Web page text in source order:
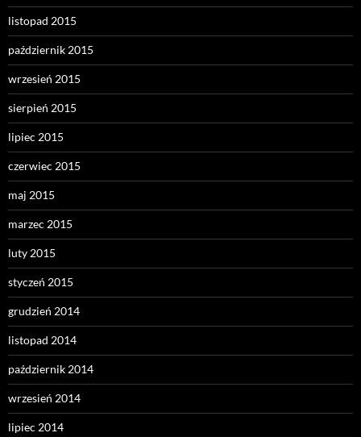
listopad 2015
październik 2015
wrzesień 2015
sierpień 2015
lipiec 2015
czerwiec 2015
maj 2015
marzec 2015
luty 2015
styczeń 2015
grudzień 2014
listopad 2014
październik 2014
wrzesień 2014
lipiec 2014